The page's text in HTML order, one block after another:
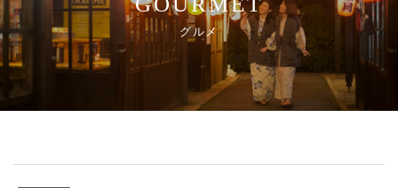
グルメ